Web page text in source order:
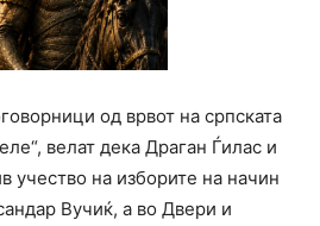
од врвот на српската
велат дека Драган Ѓилас и
учество на изборите на начин
Вучиќ, а во Двери и